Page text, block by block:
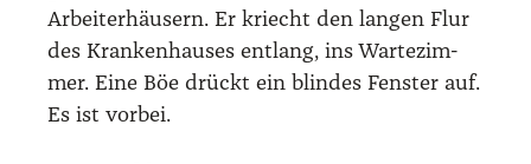
Arbei­ter­häu­sern. Er kriecht den lan­gen Flur
des Kran­ken­hau­ses ent­lang, ins War­te­zim­
mer. Eine Böe drückt ein blin­des Fens­ter auf.
Es ist vor­bei.